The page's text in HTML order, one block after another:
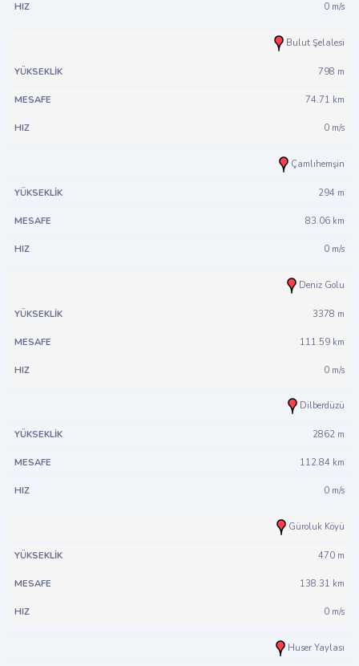
0 m/s
Bulut Şelalesi
798 m
74.71 km
0 m/s
Çamlıhemşin
294 m
83.06 km
0 m/s
Deniz Golu
3378 m
111.59 km
0 m/s
Dilberdüzü
2862 m
112.84 km
0 m/s
Güroluk Köyü
470 m
138.31 km
0 m/s
Huser Yaylası